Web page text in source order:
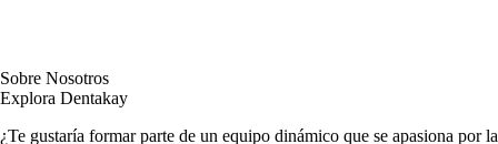
Sobre Nosotros
Explora Dentakay
¿Te gustaría formar parte de un equipo dinámico que se apasiona por la